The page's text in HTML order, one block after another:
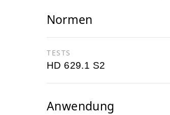
Normen
TESTS
HD 629.1 S2
Anwendung